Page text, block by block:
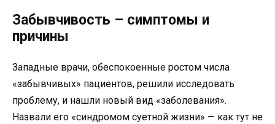
Забывчивость – симптомы и
причины
Западные врачи, обеспокоенные ростом числа
«забывчивых» пациентов, решили исследовать
проблему, и нашли новый вид «заболевания».
Назвали его «синдромом суетной жизни» — как тут не